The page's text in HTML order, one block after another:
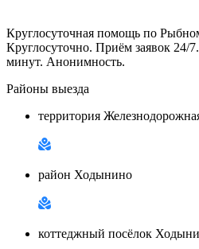
Круглосуточная помощь по
Круглосуточно. Приём заявок 24/
минут. Анонимность.
Районы выезда
территория
район Ходынино
коттеджный посёлок